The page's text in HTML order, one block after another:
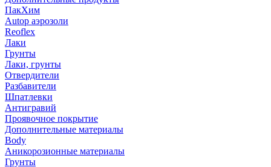
ПакХим
Autop аэрозоли
Reoflex
Лаки
Грунты
Лаки, грунты
Отвердители
Разбавители
Шпатлевки
Антигравий
Проявочное покрытие
Дополнительные материалы
Body
Аникорозионные материалы
Грунты